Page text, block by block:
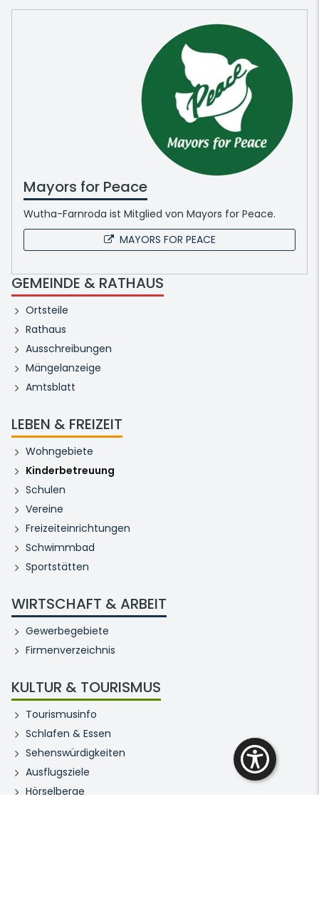
Mayors for Peace
Wutha-Farnroda ist Mitglied von Mayors for Peace.
MAYORS FOR PEACE
GEMEINDE & RATHAUS
Ortsteile
Rathaus
Ausschreibungen
Mängelanzeige
Amtsblatt
LEBEN & FREIZEIT
Wohngebiete
Kinderbetreuung
Schulen
Vereine
Freizeiteinrichtungen
Schwimmbad
Sportstätten
WIRTSCHAFT & ARBEIT
Gewerbegebiete
Firmenverzeichnis
KULTUR & TOURISMUS
Tourismusinfo
Schlafen & Essen
Sehenswürdigkeiten
Ausflugsziele
Hörselberge